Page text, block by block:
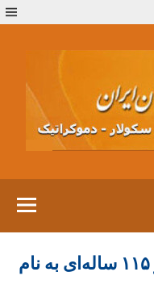
جمهوری اسلامی و دردسر ۱۱۵ ساله‌ای به نام